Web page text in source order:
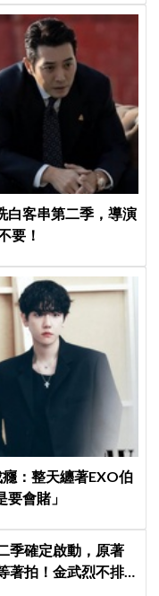
白客串第二季，導演
要！
：整天纏著EXO伯
會賭」
季確定啟動，原著
著拍！金武烈不排